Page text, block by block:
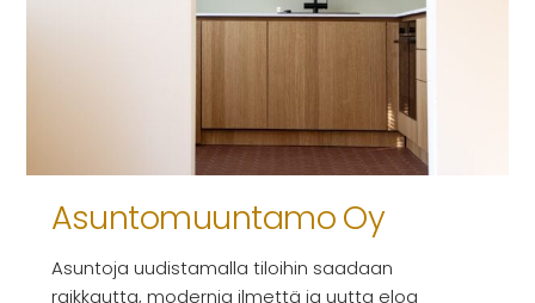
Asuntomuuntamo Oy
Asuntoja uudistamalla tiloihin saadaan
raikkautta, modernia ilmettä ja uutta eloa